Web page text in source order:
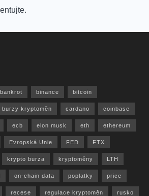
bankrot binance bitcoin
burzy kryptoměn cardano coinbase
ecb elon musk eth ethereum
Evropská Unie FED FTX
krypto burza kryptoměny LTH
on-chain data poplatky price
recese regulace kryptoměn rusko